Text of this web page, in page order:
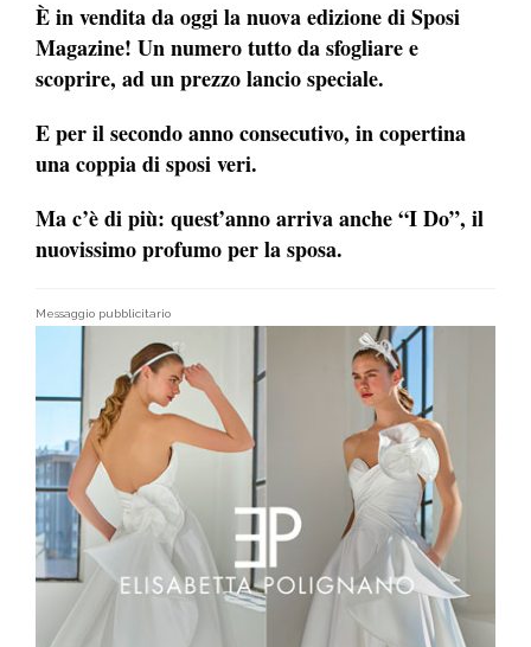
È in vendita da oggi la nuova edizione di Sposi
Magazine! Un numero tutto da sfogliare e
scoprire, ad un prezzo lancio speciale.
E per il secondo anno consecutivo, in copertina
una coppia di sposi veri.
Ma c’è di più: quest’anno arriva anche “I Do”, il
nuovissimo profumo per la sposa.
Messaggio pubblicitario